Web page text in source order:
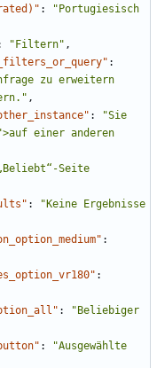
:
"Portugiesisch
"Filtern" ,
:
zu erweitern
,
:
"Sie
einer anderen
Seite
:
"Keine Ergebnisse
:
:
:
"Beliebiger
:
"Ausgewählte